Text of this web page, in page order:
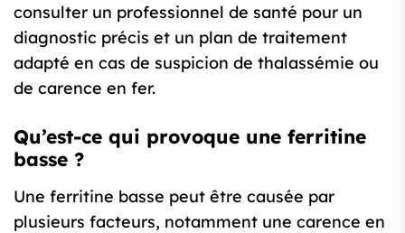
consulter un professionnel de santé pour un
diagnostic précis et un plan de traitement
adapté en cas de suspicion de thalassémie ou
de carence en fer.
Qu’est-ce qui provoque une ferritine
basse ?
Une ferritine basse peut être causée par
plusieurs facteurs, notamment une carence en